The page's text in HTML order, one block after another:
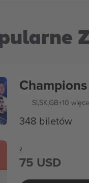
SI,SK,GB+10
348 biletów
z
75 USD